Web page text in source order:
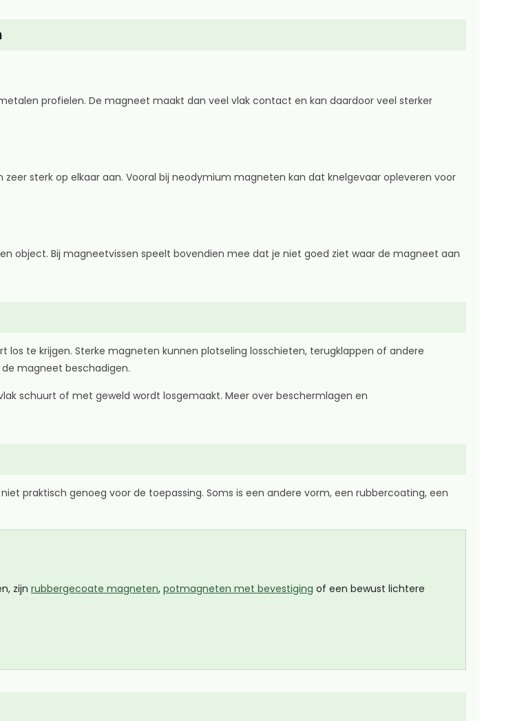
profielen. De magneet maakt dan veel vlak contact en kan daardoor veel sterker
sterk op elkaar aan. Vooral bij neodymium magneten kan dat knelgevaar opleveren voor
object. Bij magneetvissen speelt bovendien mee dat je niet goed ziet waar de magneet aan
te krijgen. Sterke magneten kunnen plotseling losschieten, terugklappen of andere
magneet beschadigen.
schuurt of met geweld wordt losgemaakt. Meer over beschermlagen en
praktisch genoeg voor de toepassing. Soms is een andere vorm, een rubbercoating, een
zijn rubbergecoate magneten, potmagneten met bevestiging of een bewust lichtere